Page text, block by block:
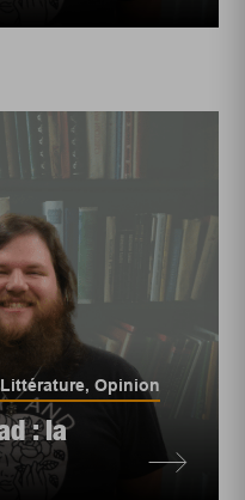
Littérature,Opinion
: la